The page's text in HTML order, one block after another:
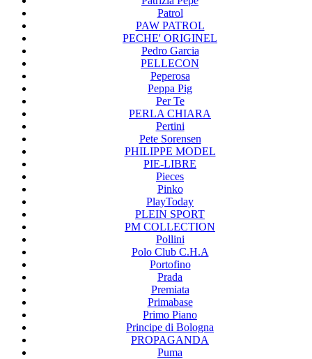
Patrol
PAW PATROL
PECHE' ORIGINEL
Pedro Garcia
PELLECON
Peperosa
Peppa Pig
Per Te
PERLA CHIARA
Pertini
Pete Sorensen
PHILIPPE MODEL
PIE-LIBRE
Pieces
Pinko
PlayToday
PLEIN SPORT
PM COLLECTION
Pollini
Polo Club C.H.A
Portofino
Prada
Premiata
Primabase
Primo Piano
Principe di Bologna
PROPAGANDA
Puma